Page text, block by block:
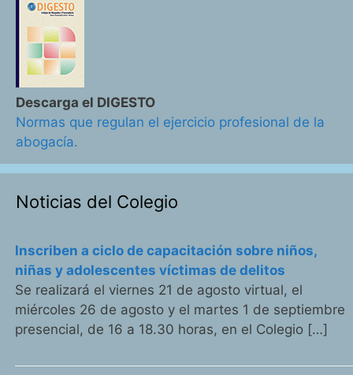
Descarga el DIGESTO
Normas que regulan el ejercicio profesional de la
abogacía.
Noticias del Colegio
Inscriben a ciclo de capacitación sobre niños,
niñas y adolescentes víctimas de delitos
Se realizará el viernes 21 de agosto virtual, el
miércoles 26 de agosto y el martes 1 de septiembre
presencial, de 16 a 18.30 horas, en el Colegio […]